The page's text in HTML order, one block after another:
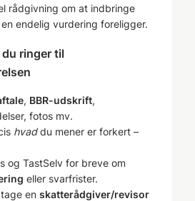
rådgivning om at indbringe
endelig vurdering foreligger.
ringer til
, BBR-udskrift,
fotos mv.
hvaddu mener er forkert –
og TastSelv for breve om
eller svarfrister.
en skatterådgiver/revisor